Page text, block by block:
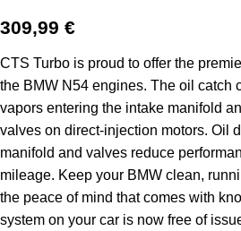
309,99 €
CTS Turbo is proud to offer the
the BMW N54 engines. The oil catch
vapors entering the intake manifold
valves on direct-injection motors. Oil
manifold and valves reduce
mileage. Keep your BMW clean,
the peace of mind that comes with
system on your car is now free of